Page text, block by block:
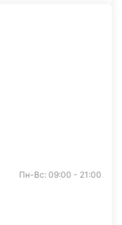
Пн-Вс: 09:00 - 21:00